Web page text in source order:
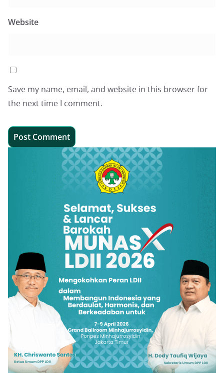
Website
Save my name, email, and website in this browser for
the next time I comment.